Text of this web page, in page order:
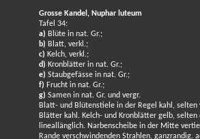
Grosse Kandel, Nuphar luteum
Tafel 34:
a) Blüte in nat. Gr.;
b) Blatt, verkl.;
c) Kelch, verkl.;
d) Kronblätter in nat. Gr.;
e) Staubgefässe in nat. Gr.;
f) Frucht in nat. Gr.;
g) Samen in nat. Gr. und vergr.
Blatt- und Blütenstiele in der Regel kahl,
Blätter kahl. Kelch- und Kronblätter gelb,
lineallänglich. Narbenscheibe in der Mitte
Rande verschwindenden Strahlen, ganzrandig.